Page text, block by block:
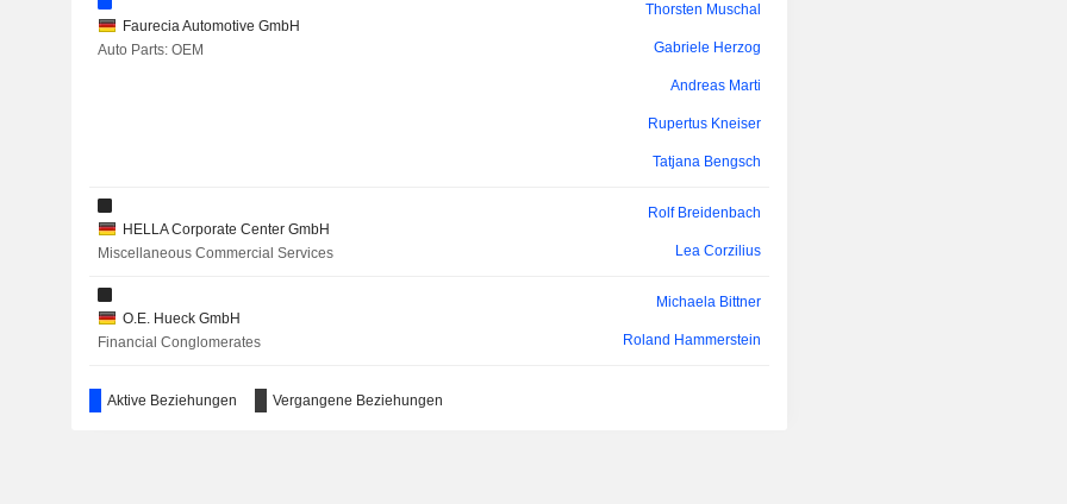
Faurecia Automotive GmbH
Auto Parts: OEM
Thorsten Muschal
Gabriele Herzog
Andreas Marti
Rupertus Kneiser
Tatjana Bengsch
HELLA Corporate Center GmbH
Miscellaneous Commercial Services
Rolf Breidenbach
Lea Corzilius
O.E. Hueck GmbH
Financial Conglomerates
Michaela Bittner
Roland Hammerstein
Faurecia Autositze Gmbh
Aktive Beziehungen Vergangene Beziehungen